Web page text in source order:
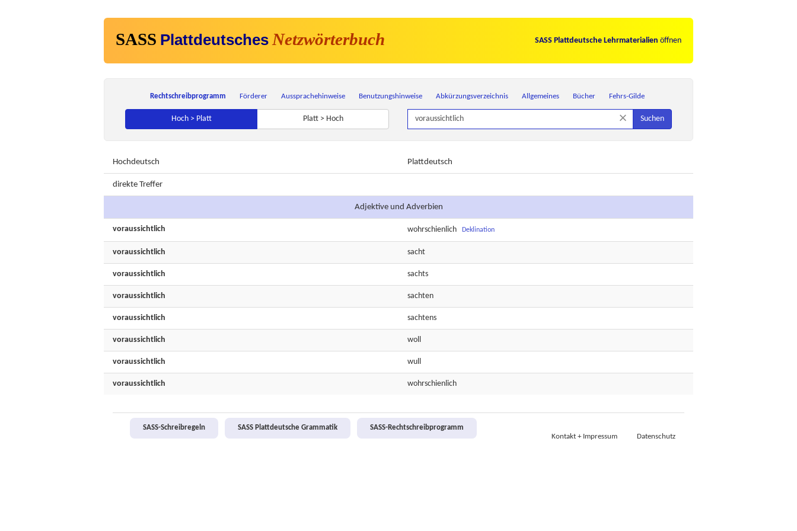
SASS Plattdeutsches Netzwörterbuch SASS Plattdeutsche Lehrmaterialien öffnen
Rechtschreibprogramm Förderer Aussprachehinweise Benutzungshinweise Abkürzungsverzeichnis Allgemeines Bücher Fehrs-Gilde
Hoch > Platt Platt > Hoch × Suchen
Hochdeutsch Plattdeutsch
direkte Treffer
Adjektive und Adverbien
voraussichtlich wohrschienlich Deklination
voraussichtlich sacht
voraussichtlich sachts
voraussichtlich sachten
voraussichtlich sachtens
voraussichtlich woll
voraussichtlich wull
voraussichtlich wohrschienlich
SASS-Schreibregeln SASS Plattdeutsche Grammatik
SASS-Rechtschreibprogramm
Kontakt + Impressum
Datenschutz